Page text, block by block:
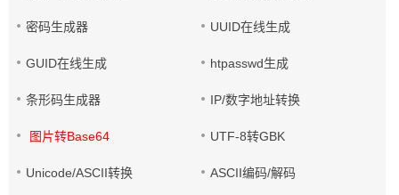
密码生成器 UUID在线生成
GUID在线生成 htpasswd生成
条形码生成器 IP/数字地址转换
图片转Base64 UTF-8转GBK
Unicode/ASCII转换 ASCII编码/解码